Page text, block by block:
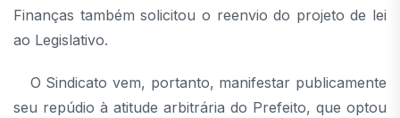
Finanças também solicitou o reenvio do projeto de lei
ao Legislativo.
O Sindicato vem, portanto, manifestar publicamente
seu repúdio à atitude arbitrária do Prefeito, que optou